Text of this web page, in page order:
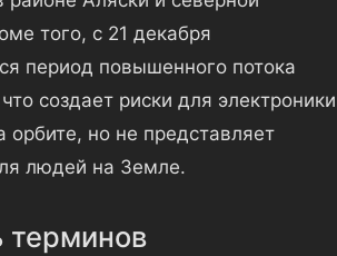
того, с 21 декабря
период повышенного потока
создает риски для электроники
орбите, но не представляет
людей на Земле.
терминов